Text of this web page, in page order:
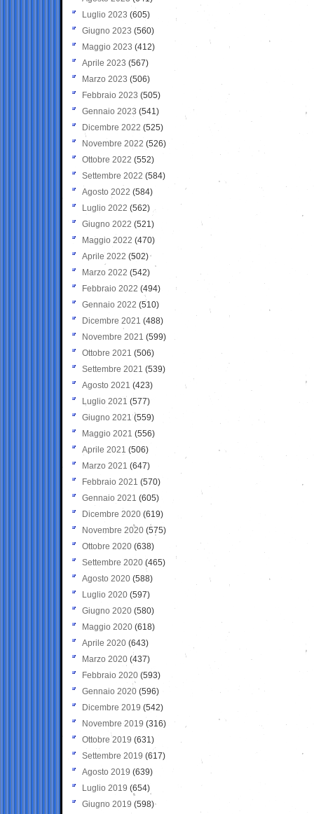
Luglio 2023 (605)
Giugno 2023 (560)
Maggio 2023 (412)
Aprile 2023 (567)
Marzo 2023 (506)
Febbraio 2023 (505)
Gennaio 2023 (541)
Dicembre 2022 (525)
Novembre 2022 (526)
Ottobre 2022 (552)
Settembre 2022 (584)
Agosto 2022 (584)
Luglio 2022 (562)
Giugno 2022 (521)
Maggio 2022 (470)
Aprile 2022 (502)
Marzo 2022 (542)
Febbraio 2022 (494)
Gennaio 2022 (510)
Dicembre 2021 (488)
Novembre 2021 (599)
Ottobre 2021 (506)
Settembre 2021 (539)
Agosto 2021 (423)
Luglio 2021 (577)
Giugno 2021(559)
Maggio 2021 (556)
Aprile 2021 (506)
Marzo 2021 (647)
Febbraio 2021 (570)
Gennaio 2021 (605)
Dicembre 2020 (619)
Novembre 2020 (575)
Ottobre 2020 (638)
Settembre 2020(465)
Agosto 2020 (588)
Luglio 2020 (597)
Giugno 2020 (580)
Maggio 2020 (618)
Aprile 2020 (643)
Marzo 2020 (437)
Febbraio 2020 (593)
Gennaio 2020 (596)
Dicembre 2019 (542)
Novembre 2019 (316)
Ottobre 2019 (631)
Settembre 2019 (617)
Agosto 2019 (639)
Luglio 2019 (654)
Giugno 2019 (598)